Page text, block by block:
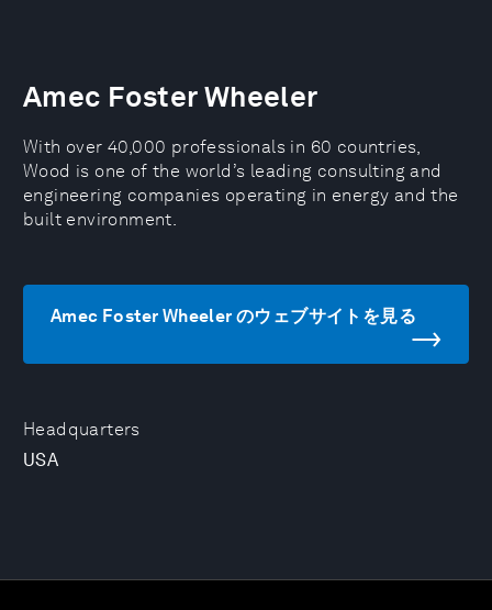
Headquarters
USA
Amec Foster Wheeler
With over 40,000 professionals in 60 countries,
Wood is one of the world’s leading consulting and
engineering companies operating in energy and the
built environment.
Amec Foster Wheeler のウェブサイトを見る